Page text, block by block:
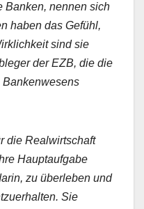
Banken, nennen sich
haben das Gefühl,
sind sie
der EZB, die die
Bankenwesens
die Realwirtschaft
Hauptaufgabe
zu überleben und
Sie